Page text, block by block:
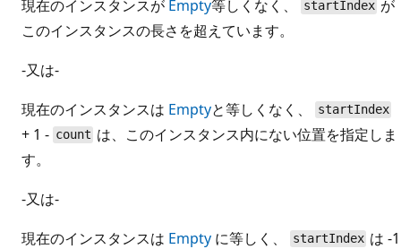
現在のインスタンスが Empty等しくなく、 startIndex が
このインスタンスの長さを超えています。
-又は-
現在のインスタンスは Emptyと等しくなく、 startIndex
+ 1 - count は、このインスタンス内にない位置を指定しま
す。
-又は-
現在のインスタンスは Empty に等しく、 startIndex は -1